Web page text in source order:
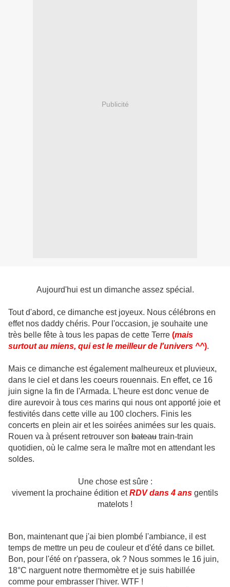
Publicité
Aujourd'hui est un dimanche assez spécial.
Tout d'abord, ce dimanche est joyeux. Nous célébrons en
effet nos daddy chéris. Pour l'occasion, je souhaite une
très belle fête à tous les papas de cette Terre (mais
surtout au miens, qui est le meilleur de l'univers ^^).
Mais ce dimanche est également malheureux et pluvieux,
dans le ciel et dans les coeurs rouennais. En effet, ce 16
juin signe la fin de l'Armada. L'heure est donc venue de
dire aurevoir à tous ces marins qui nous ont apporté joie et
festivités dans cette ville au 100 clochers. Finis les
concerts en plein air et les soirées animées sur les quais.
Rouen va à présent retrouver son bateau train-train
quotidien, où le calme sera le maître mot en attendant les
soldes.
Une chose est sûre :
vivement la prochaine édition etRDV dans 4 ans gentils
matelots !
Bon, maintenant que j'ai bien plombé l'ambiance, il est
temps de mettre un peu de couleur et d'été dans ce billet.
Bon, pour l'été on r'passera, ok ? Nous sommes le 16 juin,
18°C narguent notre thermomètre et je suis habillée
comme pour embrasser l'hiver. WTF !